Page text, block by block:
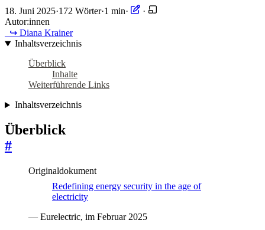
18. Juni 2025·172 Wörter·1 min·
·
Autor:innen
↪︎ Diana Krainer
Inhaltsverzeichnis
Überblick
Inhalte
Weiterführende Links
Inhaltsverzeichnis
Überblick
#
Originaldokument
Redefining energy security in the age of
electricity
— Eurelectric, im Februar 2025